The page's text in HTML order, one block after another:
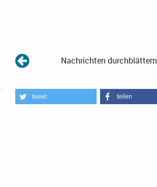
Nachrichten durchblättern
tweet teilen